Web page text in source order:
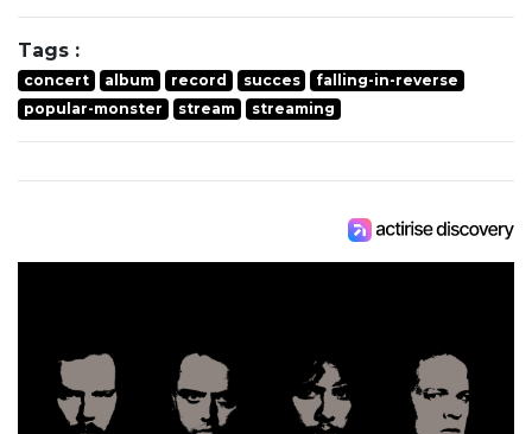
Tags :
concert album record succes
falling-in-reverse
popular-monster
stream streaming